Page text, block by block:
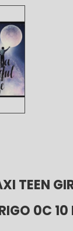
TEEN
0C 10